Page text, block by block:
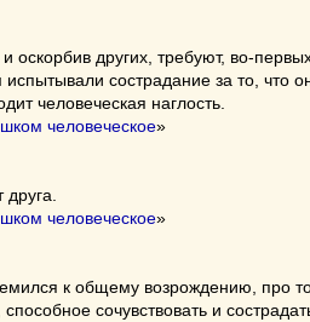
других, требуют, во-
сострадание за то, что
человеческая наглость.
человеческое»
человеческое»
к общему возрождению, про
сочувствовать и